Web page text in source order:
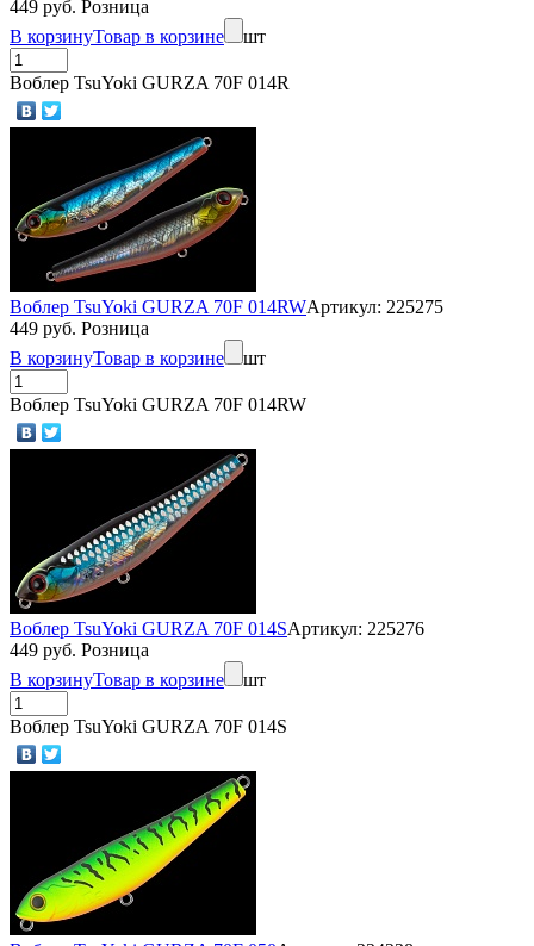
449 руб. Розница
В корзинуТовар в корзине шт
Воблер TsuYoki GURZA 70F 014R
Воблер TsuYoki GURZA 70F 014RWАртикул: 225275
449 руб. Розница
В корзинуТовар в корзине шт
Воблер TsuYoki GURZA 70F 014RW
Воблер TsuYoki GURZA 70F 014SАртикул: 225276
449 руб. Розница
В корзинуТовар в корзине шт
Воблер TsuYoki GURZA 70F 014S